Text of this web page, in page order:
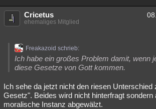
Cricetus
ehemaliges Mitglied
Freakazoid schrieb:
Ich habe ein großes Problem damit, wenn
diese Gesetze von Gott kommen.
Ich sehe da jetzt nicht den riesen Unterschied
Gesetz". Beides wird nicht hinterfragt sondern
moralische Instanz abgewälzt.